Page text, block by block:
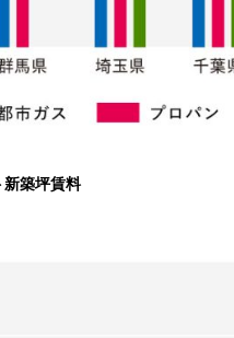
築坪賃料